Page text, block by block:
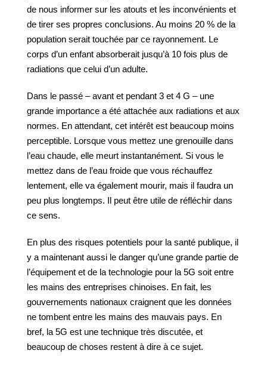
de nous informer sur les atouts et les inconvénients et
de tirer ses propres conclusions. Au moins 20 % de la
population serait touchée par ce rayonnement. Le
corps d’un enfant absorberait jusqu’à 10 fois plus de
radiations que celui d’un adulte.
Dans le passé – avant et pendant 3 et 4 G – une
grande importance a été attachée aux radiations et aux
normes. En attendant, cet intérêt est beaucoup moins
perceptible. Lorsque vous mettez une grenouille dans
l’eau chaude, elle meurt instantanément. Si vous le
mettez dans de l’eau froide que vous réchauffez
lentement, elle va également mourir, mais il faudra un
peu plus longtemps. Il peut être utile de réfléchir dans
ce sens.
En plus des risques potentiels pour la santé publique, il
y a maintenant aussi le danger qu’une grande partie de
l’équipement et de la technologie pour la 5G soit entre
les mains des entreprises chinoises. En fait, les
gouvernements nationaux craignent que les données
ne tombent entre les mains des mauvais pays. En
bref, la 5G est une technique très discutée, et
beaucoup de choses restent à dire à ce sujet.